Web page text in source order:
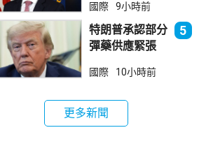
售
國際 9小時前
特朗普承認部分
彈藥供應緊張
成
5
國際 10小時前
更多新聞